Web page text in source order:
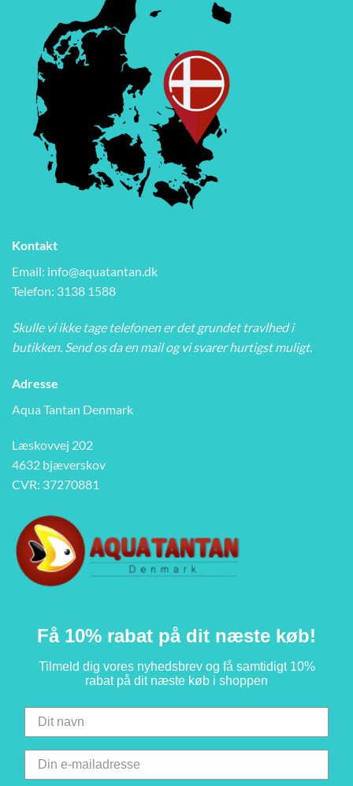
Kontakt
Email: info@aquatantan.dk
Telefon: 3138 1588
Skulle vi ikke tage telefonen er det grundet travlhed i
butikken. Send os da en mail og vi svarer hurtigst muligt.
Adresse
Aqua Tantan Denmark
Læskovvej 202
4632 bjæverskov
CVR: 37270881
Få 10% rabat på dit næste køb!
Tilmeld dig vores nyhedsbrev og få samtidigt 10%
rabat på dit næste køb i shoppen